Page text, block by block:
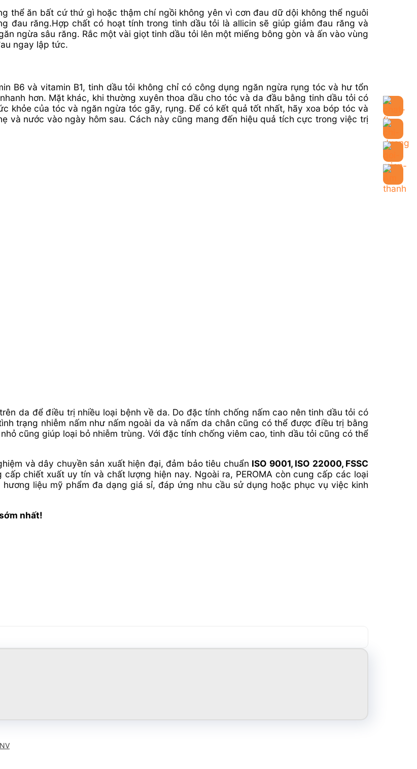
thể ăn bất cứ thứ gì hoặc thậm chí ngồi không yên vì cơn đau dữ dội không thể nguôi
đau răng.Hợp chất có hoạt tính trong tinh dầu tỏi là allicin sẽ giúp giảm đau răng và
ngừa sâu răng. Rắc một vài giọt tinh dầu tỏi lên một miếng bông gòn và ấn vào vùng
ngay lập tức.
B6 và vitamin B1, tinh dầu tỏi không chỉ có công dụng ngăn ngừa rụng tóc và hư tổn
hơn. Mặt khác, khi thường xuyên thoa dầu cho tóc và da đầu bằng tinh dầu tỏi có
khỏe của tóc và ngăn ngừa tóc gãy, rụng. Để có kết quả tốt nhất, hãy xoa bóp tóc và
và nước vào ngày hôm sau. Cách này cũng mang đến hiệu quả tích cực trong việc trị
da để điều trị nhiều loại bệnh về da. Do đặc tính chống nấm cao nên tinh dầu tỏi có
trạng nhiễm nấm như nấm ngoài da và nấm da chân cũng có thể được điều trị bằng
cũng giúp loại bỏ nhiễm trùng. Với đặc tính chống viêm cao, tinh dầu tỏi cũng có thể
và dây chuyền sản xuất hiện đại, đảm bảo tiêu chuẩn ISO 9001, ISO 22000, FSSC
cấp chiết xuất uy tín và chất lượng hiện nay. Ngoài ra, PEROMA còn cung cấp các loại
liệu mỹ phẩm đa dạng giá sỉ, đáp ứng nhu cầu sử dụng hoặc phục vụ việc kinh
nhất!